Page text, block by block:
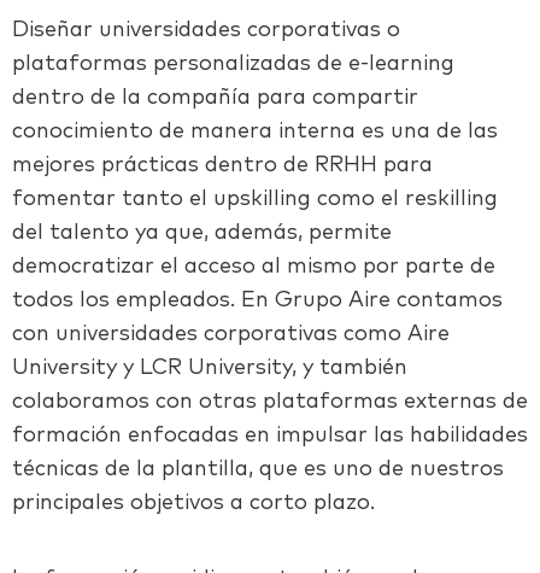
Diseñar universidades corporativas o
plataformas personalizadas de e-learning
dentro de la compañía para compartir
conocimiento de manera interna es una de las
mejores prácticas dentro de RRHH para
fomentar tanto el upskilling como el reskilling
del talento ya que, además, permite
democratizar el acceso al mismo por parte de
todos los empleados. En Grupo Aire contamos
con universidades corporativas como Aire
University y LCR University, y también
colaboramos con otras plataformas externas de
formación enfocadas en impulsar las habilidades
técnicas de la plantilla, que es uno de nuestros
principales objetivos a corto plazo.